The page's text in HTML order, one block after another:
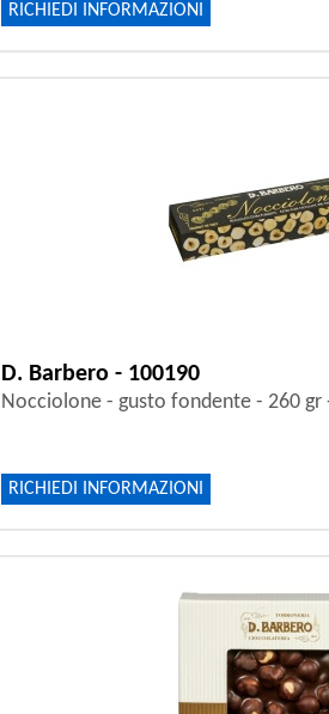
RICHIEDI INFORMAZIONI
D. Barbero - 100190
Nocciolone - gusto fondente - 260 gr
RICHIEDI INFORMAZIONI